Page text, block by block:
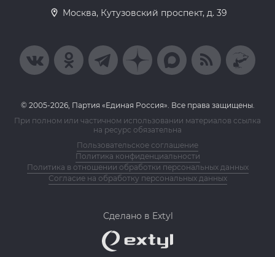
Москва, Кутузовский проспект, д. 39
© 2005-2026, Партия «Единая Россия». Все права защищены.
При полном или частичном использовании материалов ссылка
на ресурс обязательна
Пользовательское соглашение
Политика конфиденциальности
Политика в отношении обработки персональных данных
Согласие на обработку персональных данных
Сделано в Extyl